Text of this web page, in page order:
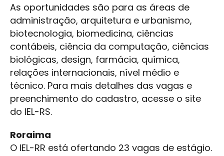
As oportunidades são para as áreas de
administração, arquitetura e urbanismo,
biotecnologia, biomedicina, ciências
contábeis, ciência da computação, ciências
biológicas, design, farmácia, química,
relações internacionais, nível médio e
técnico. Para mais detalhes das vagas e
preenchimento do cadastro, acesse o site
do IEL-RS.
Roraima
O IEL-RR está ofertando 23 vagas de estágio.